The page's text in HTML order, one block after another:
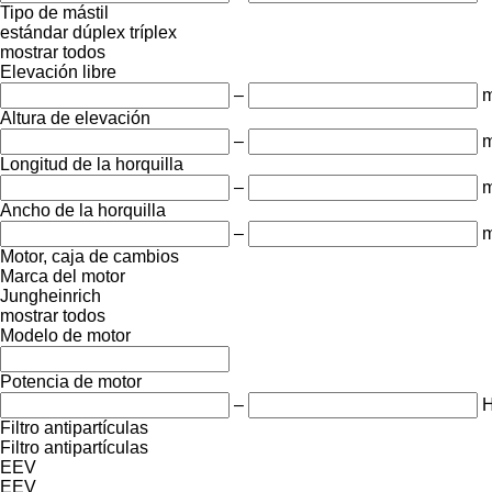
Tipo de mástil
estándar dúplex tríplex
mostrar todos
Elevación libre
–
Altura de elevación
–
Longitud de la horquilla
–
Ancho de la horquilla
–
Motor, caja de cambios
Marca del motor
Jungheinrich
mostrar todos
Modelo de motor
Potencia de motor
–
Filtro antipartículas
Filtro antipartículas
EEV
EEV